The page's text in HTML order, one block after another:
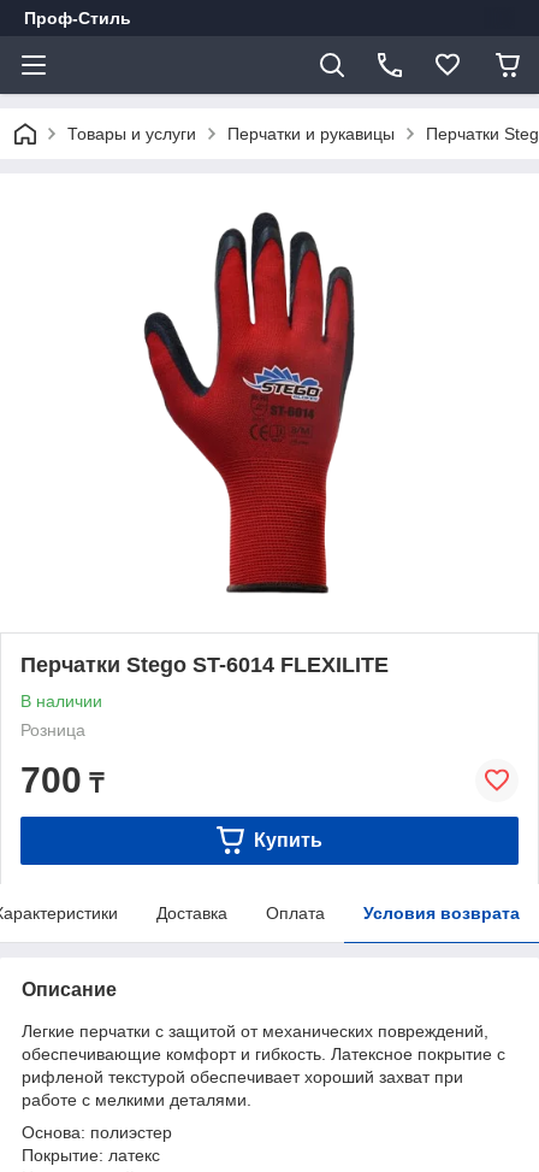
Проф-Стиль
Товары и услуги Перчатки и рукавицы Перчатки
Перчатки Stego ST-6014 FLEXILITE
В наличии
Розница
700 ₸
Купить
Доставка Оплата Условия возврата
Описание
Легкие перчатки с защитой от механических повреждений,
обеспечивающие комфорт и гибкость. Латексное покрытие с
рифленой текстурой обеспечивает хороший захват при
работе с мелкими деталями.
Основа: полиэстер
Покрытие: латекс